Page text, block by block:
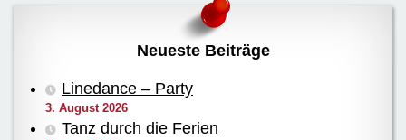
Neueste Beiträge
Linedance – Party
3. August 2026
Tanz durch die Ferien